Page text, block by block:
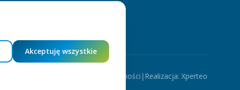
Polityka prywatności | Realizacja: Xperteo
Akceptuję wszystkie